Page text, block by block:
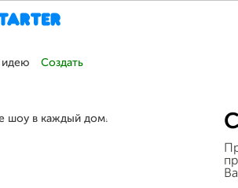
идею Создать